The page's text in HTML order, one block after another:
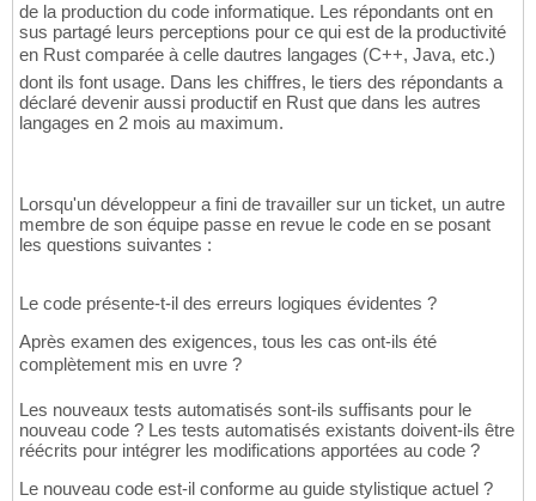
de la production du code informatique. Les répondants ont en
sus partagé leurs perceptions pour ce qui est de la productivité
en Rust comparée à celle dautres langages (C++, Java, etc.)
dont ils font usage. Dans les chiffres, le tiers des répondants a
déclaré devenir aussi productif en Rust que dans les autres
langages en 2 mois au maximum.
Lorsqu'un développeur a fini de travailler sur un ticket, un autre
membre de son équipe passe en revue le code en se posant
les questions suivantes :
Le code présente-t-il des erreurs logiques évidentes ?
Après examen des exigences, tous les cas ont-ils été
complètement mis en uvre ?
Les nouveaux tests automatisés sont-ils suffisants pour le
nouveau code ? Les tests automatisés existants doivent-ils être
réécrits pour intégrer les modifications apportées au code ?
Le nouveau code est-il conforme au guide stylistique actuel ?